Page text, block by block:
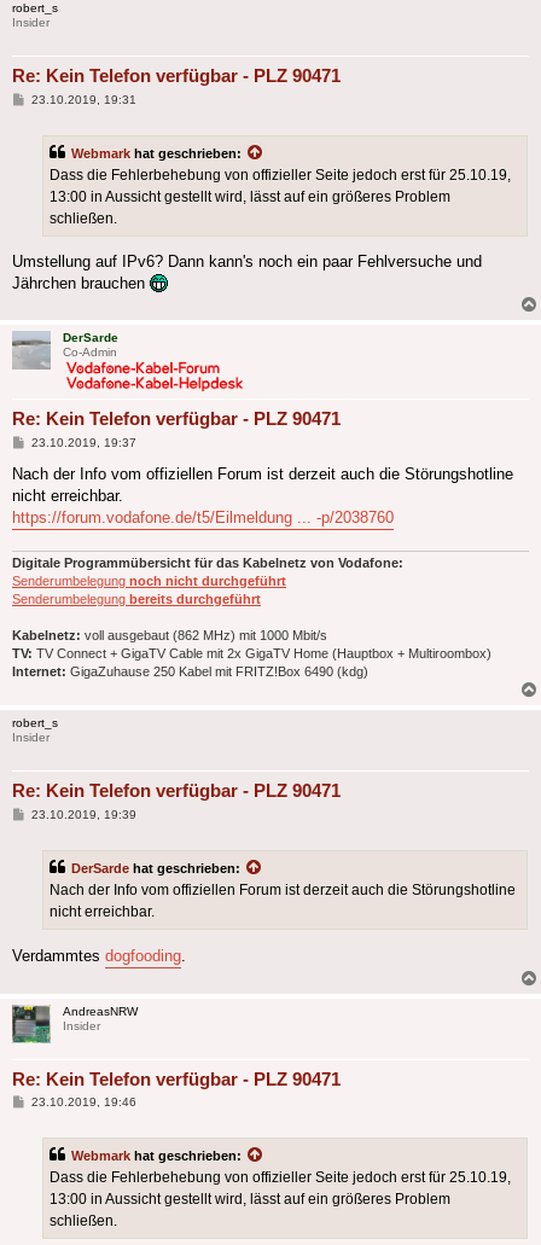
robert_s
Insider
Re: Kein Telefon verfügbar - PLZ 90471
Beitrag
23.10.2019, 19:31
Webmark hat geschrieben:
Dass die Fehlerbehebung von offizieller Seite jedoch erst für 25.10.19,
13:00 in Aussicht gestellt wird, lässt auf ein größeres Problem
schließen.
Umstellung auf IPv6? Dann kann's noch ein paar Fehlversuche und
Jährchen brauchen
DerSarde
Co-Admin
Re: Kein Telefon verfügbar - PLZ 90471
Beitrag
23.10.2019, 19:37
Nach der Info vom offiziellen Forum ist derzeit auch die Störungshotline
nicht erreichbar.
https://forum.vodafone.de/t5/Eilmeldung ... -p/2038760
Digitale Programmübersicht für das Kabelnetz von Vodafone:
Senderumbelegung noch nicht durchgeführt
Senderumbelegung bereits durchgeführt
Kabelnetz: voll ausgebaut (862 MHz) mit 1000 Mbit/s
TV: TV Connect + GigaTV Cable mit 2x GigaTV Home (Hauptbox + Multiroombox)
Internet: GigaZuhause 250 Kabel mit FRITZ!Box 6490 (kdg)
robert_s
Insider
Re: Kein Telefon verfügbar - PLZ 90471
Beitrag
23.10.2019, 19:39
DerSarde hat geschrieben:
Nach der Info vom offiziellen Forum ist derzeit auch die Störungshotline
nicht erreichbar.
Verdammtes dogfooding
AndreasNRW
Insider
Re: Kein Telefon verfügbar - PLZ 90471
Beitrag
23.10.2019, 19:46
Webmark hat geschrieben:
Dass die Fehlerbehebung von offizieller Seite jedoch erst für 25.10.19,
13:00 in Aussicht gestellt wird, lässt auf ein größeres Problem
schließen.